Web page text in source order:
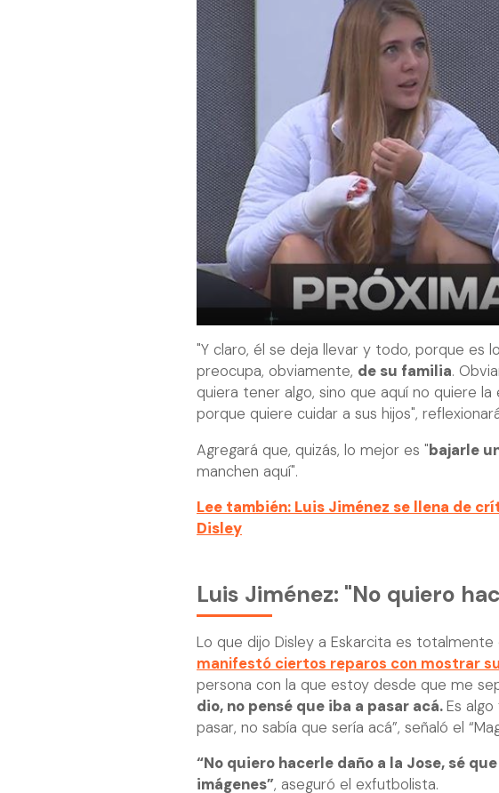
"Y claro, él se deja llevar y todo, porque es
preocupa, obviamente, de su familia.
quiera tener algo, sino que aquí no quiere
porque quiere cuidar a sus hijos",
Agregará que, quizás, lo mejor es "bajarle
manchen aquí".
Lee también: Luis Jiménez se llena de
Disley
Luis Jiménez: "No quiero
Lo que dijo Disley a Eskarcita es totalmente
manifestó ciertos reparos con mostrar
persona con la que estoy desde que me
dio, no pensé que iba a pasar acá.Es
pasar, no sabía que sería acá”, señaló el
“No quiero hacerle daño a la Jose, sé
imágenes”, aseguró el exfutbolista.